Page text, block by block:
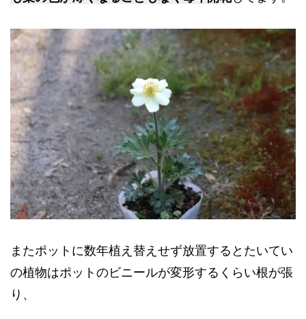
またポットに数年植え替えせず放置するとたいてい
の植物はポットのビニールが変形するくらい根が張
り、